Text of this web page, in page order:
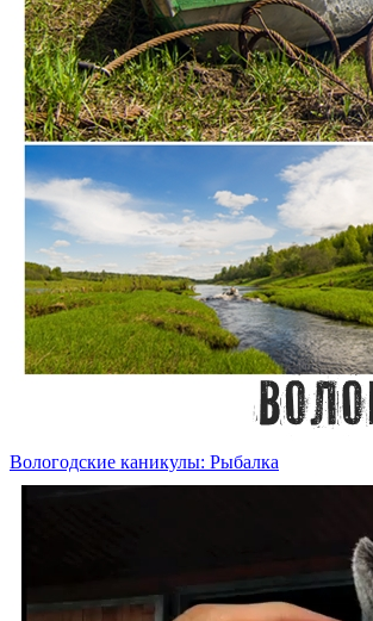
Вологодские каникулы: Рыбалка